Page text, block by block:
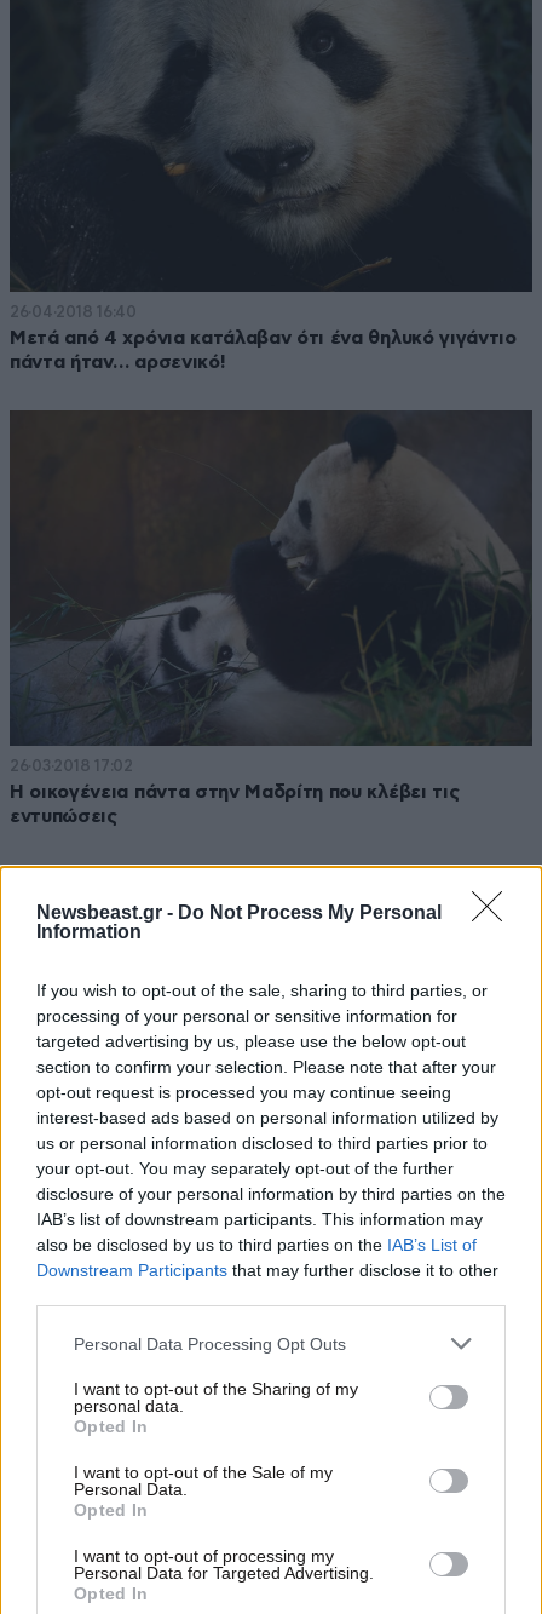
Newsbeast.gr - Do Not Process My Personal
Information
If you wish to opt-out of the sale, sharing to third parties, or
processing of your personal or sensitive information for
targeted advertising by us, please use the below opt-out
section to confirm your selection. Please note that after your
opt-out request is processed you may continue seeing
interest-based ads based on personal information utilized by
us or personal information disclosed to third parties prior to
your opt-out. You may separately opt-out of the further
disclosure of your personal information by third parties on the
IAB’s list of downstream participants. This information may
also be disclosed by us to third parties on the IAB’s List of
Downstream Participants that may further disclose it to other
Please note that this website/app uses one or more Google
not limited to your visit or usage behaviour. You may click to
grant or deny consent to Google and its third-party tags to
use your data for below specified purposes in below Google
consent section.
Personal Data Processing Opt Outs
I want to opt-out of the Sharing of my
personal data.
Opted In
I want to opt-out of the Sale of my
Personal Data.
Opted In
I want to opt-out of processing my
Personal Data for Targeted Advertising.
Opted In
26·04·2018 16:40
Μετά από 4 χρόνια κατάλαβαν ότι ένα θηλυκό γιγάντιο
πάντα ήταν… αρσενικό!
26·03·2018 17:02
Η οικογένεια πάντα στην Μαδρίτη που κλέβει τις
εντυπώσεις
21·02·2018 13:54
Τεχνητή γονιμοποίηση για δεύτερη φορά σε θηλυκό
πάντα